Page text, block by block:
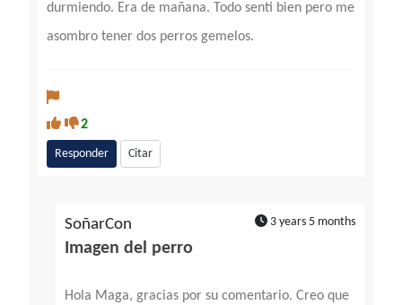
durmiendo. Era de mañana. Todo senti bien pero me
asombro tener dos perros gemelos.
2
Responder Citar
SoñarCon 3 years 5 months
Imagen del perro
Hola Maga, gracias por su comentario. Creo que